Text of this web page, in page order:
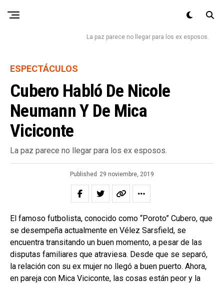
La paz parece no llegar para los ex esposos.
ESPECTÁCULOS
Cubero Habló De Nicole
Neumann Y De Mica
Viciconte
La paz parece no llegar para los ex esposos.
Published 29 noviembre, 2019
El famoso futbolista, conocido como “Poroto” Cubero, que
se desempeña actualmente en Vélez Sarsfield, se
encuentra transitando un buen momento, a pesar de las
disputas familiares que atraviesa. Desde que se separó,
la relación con su ex mujer no llegó a buen puerto. Ahora,
en pareja con Mica Viciconte, las cosas están peor y la